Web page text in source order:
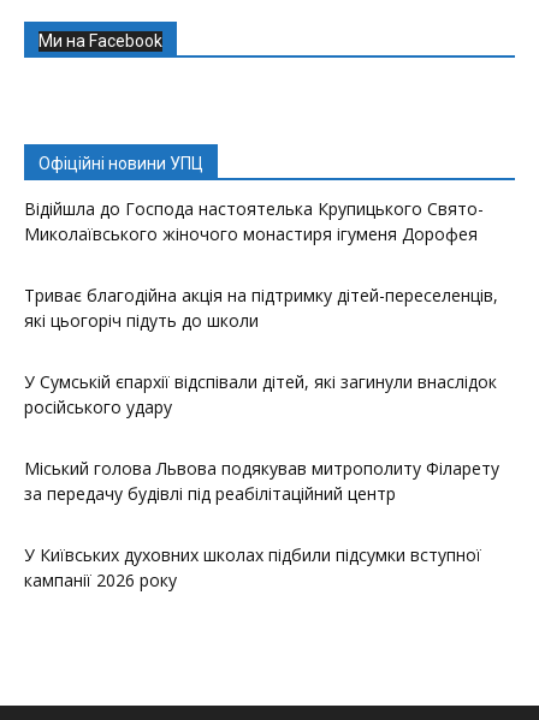
Ми на Facebook
Офіційні новини УПЦ
Відійшла до Господа настоятелька Крупицького Свято-
Миколаївського жіночого монастиря ігуменя Дорофея
Триває благодійна акція на підтримку дітей-переселенців,
які цьогоріч підуть до школи
У Сумській єпархії відспівали дітей, які загинули внаслідок
російського удару
Міський голова Львова подякував митрополиту Філарету
за передачу будівлі під реабілітаційний центр
У Київських духовних школах підбили підсумки вступної
кампанії 2026 року